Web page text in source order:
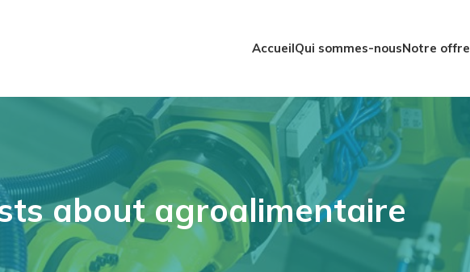
AccueilQui sommes-nousNotre offre
about agroalimentaire